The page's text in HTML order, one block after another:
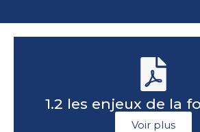
1.2 les enjeux de la
Voir plus